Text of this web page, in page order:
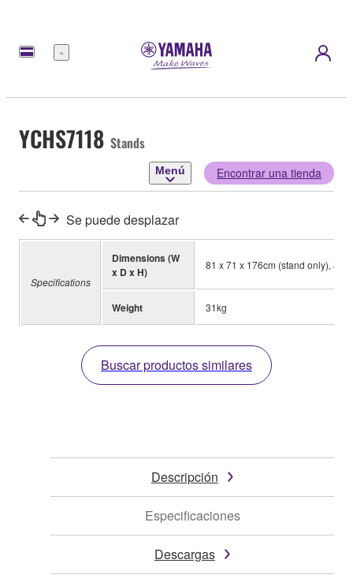
Menú
YCHS7118 Stands
Menú Encontrar una tienda
Se puede desplazar
Specifications
Dimensions (W
x D x H)
81 x 71 x 176cm (stand only), 80
Weight 31kg
Buscar productos similares
Descripción
Especificaciones
Descargas